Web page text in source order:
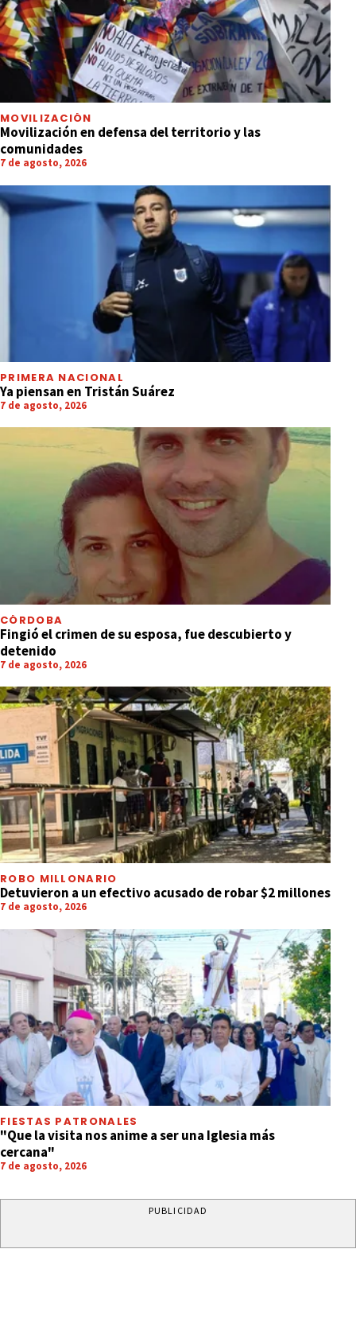
MOVILIZACIÓN
Movilización en defensa del territorio y las
comunidades
7 de agosto, 2026
PRIMERA NACIONAL
Ya piensan en Tristán Suárez
7 de agosto, 2026
CÓRDOBA
Fingió el crimen de su esposa, fue descubierto y
detenido
7 de agosto, 2026
ROBO MILLONARIO
Detuvieron a un efectivo acusado de robar $2 millones
7 de agosto, 2026
FIESTAS PATRONALES
"Que la visita nos anime a ser una Iglesia más
cercana"
7 de agosto, 2026
PUBLICIDAD